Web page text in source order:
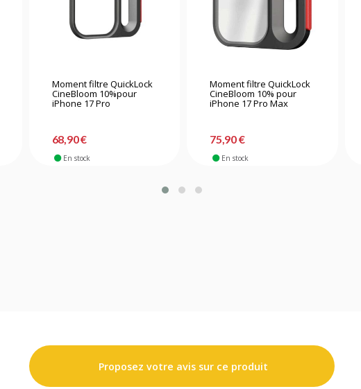
Moment filtre QuickLock
CineBloom 10%pour
iPhone 17 Pro
68,90 €
En stock
Moment filtre QuickLock
CineBloom 10% pour
iPhone 17 Pro Max
75,90 €
En stock
Proposez votre avis sur ce produit